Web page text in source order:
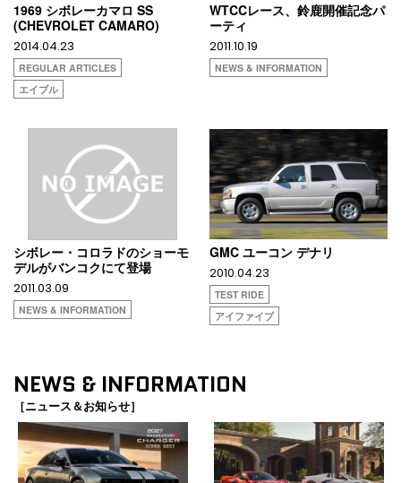
1969 シボレーカマロ SS
(CHEVROLET CAMARO)
2014.04.23
REGULAR ARTICLES
エイブル
WTCCレース、鈴鹿開催記念パ
ーティ
2011.10.19
NEWS & INFORMATION
シボレー・コロラドのショーモ
デルがバンコクにて登場
2011.03.09
NEWS & INFORMATION
GMC ユーコン デナリ
2010.04.23
TEST RIDE
アイファイブ
NEWS & INFORMATION
［ニュース＆お知らせ］